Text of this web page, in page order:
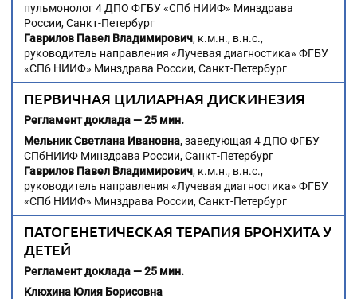
пульмонолог 4 ДПО ФГБУ «СПб НИИФ» Минздрава
России, Санкт-Петербург
Гаврилов Павел Владимирович, к.м.н., в.н.с.,
руководитель направления «Лучевая диагностика» ФГБУ
«СПб НИИФ» Минздрава России, Санкт-Петербург
ПЕРВИЧНАЯ ЦИЛИАРНАЯ ДИСКИНЕЗИЯ
Регламент доклада — 25 мин.
Мельник Светлана Ивановна, заведующая 4 ДПО ФГБУ
СПбНИИФ Минздрава России, Санкт-Петербург
Гаврилов Павел Владимирович, к.м.н., в.н.с.,
руководитель направления «Лучевая диагностика» ФГБУ
«СПб НИИФ» Минздрава России, Санкт-Петербург
ПАТОГЕНЕТИЧЕСКАЯ ТЕРАПИЯ БРОНХИТА У
ДЕТЕЙ
Регламент доклада — 25 мин.
Клюхина Юлия Борисовна